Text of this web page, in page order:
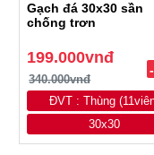
Gạch đá 30x30 sần
chống trơn
199.000vnđ
340.000vnđ
ĐVT : Thùng
30x30